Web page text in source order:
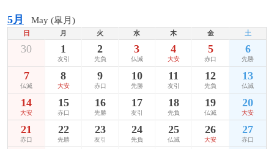
5月 May (皐月)
日 月 火 水 木 金 土
30 1
友引
2
先負
3
仏滅
4
大安
5
赤口
6
先勝
7
仏滅
8
大安
9
赤口
10
先勝
11
友引
12
先負
13
仏滅
14
大安
15
赤口
16
先勝
17
友引
18
先負
19
仏滅
20
大安
21
赤口
22
先勝
23
友引
24
先負
25
仏滅
26
大安
27
赤口